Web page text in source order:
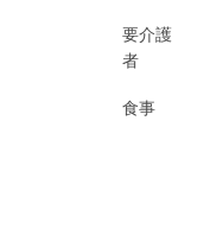
要介護
者
食事